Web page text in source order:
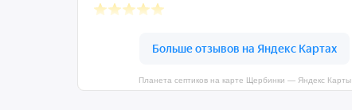
Планета септиков на карте Щербинки — Яндекс Карты